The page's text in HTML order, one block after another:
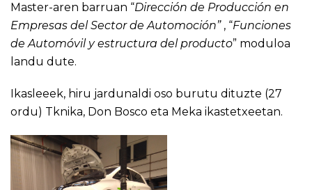
Master-aren barruan “Dirección de Producción en
Empresas del Sector de Automoción”, “Funciones
de Automóvil y estructura del producto” moduloa
landu dute.
Ikasleeek, hiru jardunaldi oso burutu dituzte (27
ordu) Tknika, Don Bosco eta Meka ikastetxeetan.